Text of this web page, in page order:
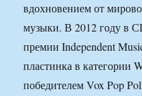
вдохновением от
музыки. В 2012 году в
премии Independent
пластинка в категории
победителем Vox Pop